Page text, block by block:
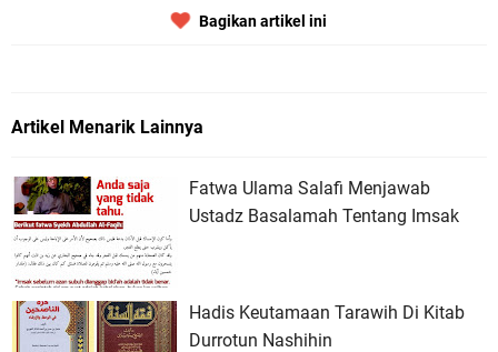
Bagikan artikel ini
Artikel Menarik Lainnya
Fatwa Ulama Salafi Menjawab
Ustadz Basalamah Tentang Imsak
Hadis Keutamaan Tarawih Di Kitab
Durrotun Nashihin